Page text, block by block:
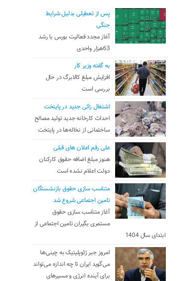
پس از تعطیلی بدلیل شرایط
جنگی
آغاز مجدد فعالیت بورس با رشد
63هزار واحدی
به گفته وزیر کار
افزایش مبلغ کالابرگ در حال
بررسی است
اشتغال زائی جدید در پایتخت
احداث کارخانه جدید تولید مصالح
ساختمانی از نخاله‌ها در پایتخت
علی رقم اعلان های قبلی
هنوز مبلغ اضافه حقوق کارکنان
دولت اعلام نشده است
متناسب سازی حقوق بازنشستگان
تامین اجتماعی شروع شد
آغاز متناسب سازی حقوق
مستمری بگیران تامین اجتماعی از
ابتدای سال 1404
امروز جبر ژئوپلیتیک به چینی‌ها
می‌گوید ایران تا چه اندازه می‌تواند
برای آینده انرژی و مسیرهای